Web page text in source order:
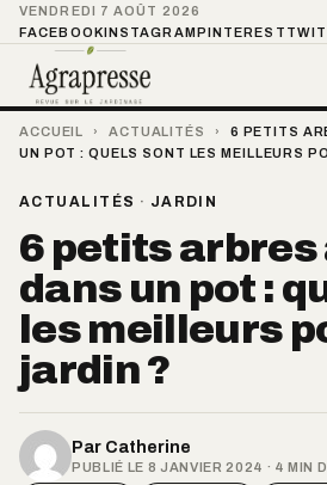
VENDREDI 7 AOÛT 2026
FACEBOOKINSTAGRAMPINTEREST
ACCUEIL › ACTUALITÉS ›
6 PETITS
UN POT : QUELS SONT LES MEILLEURS
ACTUALITÉS · JARDIN
6 petits arbres
dans un pot :
les meilleurs
jardin ?
Par Catherine
PUBLIÉ LE 8 JANVIER 2024 · 4 MIN